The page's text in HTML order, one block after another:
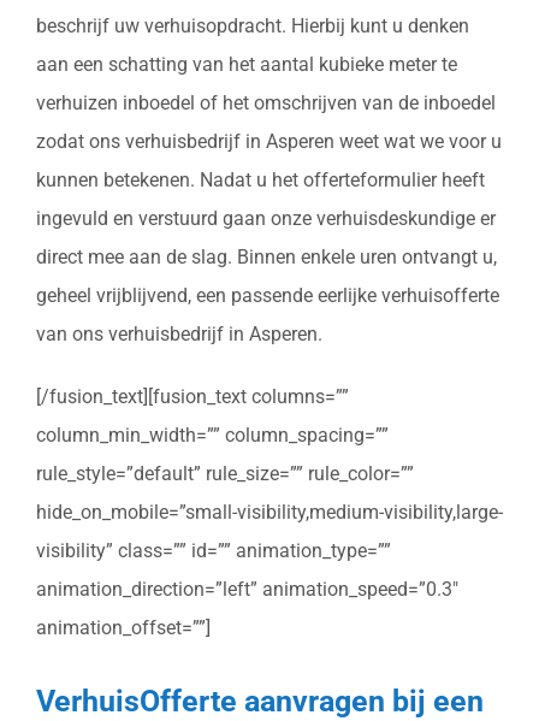
beschrijf uw verhuisopdracht. Hierbij kunt u denken
aan een schatting van het aantal kubieke meter te
verhuizen inboedel of het omschrijven van de inboedel
zodat ons verhuisbedrijf in Asperen weet wat we voor u
kunnen betekenen. Nadat u het offerteformulier heeft
ingevuld en verstuurd gaan onze verhuisdeskundige er
direct mee aan de slag. Binnen enkele uren ontvangt u,
geheel vrijblijvend, een passende eerlijke verhuisofferte
van ons verhuisbedrijf in Asperen.
[/fusion_text][fusion_text columns=””
column_min_width=”” column_spacing=””
rule_style=”default” rule_size=”” rule_color=””
hide_on_mobile=”small-visibility,medium-visibility,large-
visibility” class=”” id=”” animation_type=””
animation_direction=”left” animation_speed=”0.3″
animation_offset=””]
VerhuisOfferte aanvragen bij een